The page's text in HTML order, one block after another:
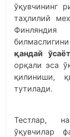
ўқувчининг
таҳлилий
қандай
орқали эса
қилиниши,
тутилади.
Тестлар,
ўқувчилар